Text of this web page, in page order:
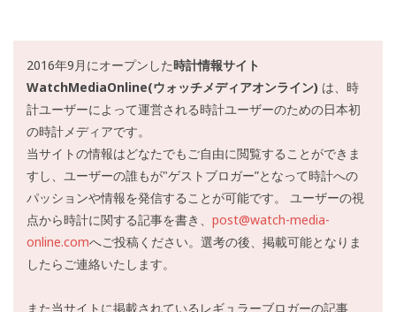
2016年9月にオープンした時計情報サイト
WatchMediaOnline(ウォッチメディアオンライン) は、時
計ユーザーによって運営される時計ユーザーのための日本初
の時計メディアです。
当サイトの情報はどなたでもご自由に閲覧することができま
すし、ユーザーの誰もが"ゲストブロガー”となって時計への
パッションや情報を発信することが可能です。 ユーザーの視
点から時計に関する記事を書き、 post@watch-media-
online.comへご投稿ください。選考の後、掲載可能となりま
したらご連絡いたします。
また当サイトに掲載されているレギュラーブロガーの記事